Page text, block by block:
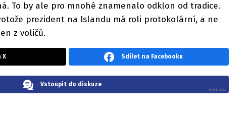
To by ale pro mnohé znamenalo odklon od tradice.
prezident na Islandu má roli protokolární, a ne
z voličů.
X Sdílet na Facebooku
Vstoupit do diskuze